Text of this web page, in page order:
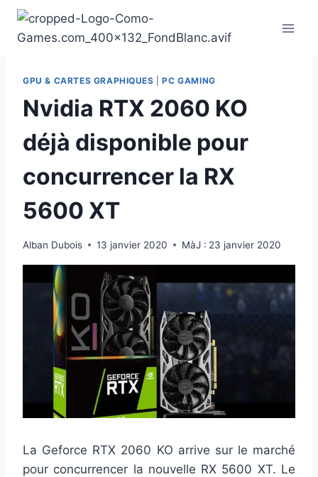
Aller
contenu
GPU & CARTES GRAPHIQUES |PC GAMING
Nvidia RTX 2060 KO
déjà disponible pour
concurrencer la RX
5600 XT
Alban Dubois 13 janvier 2020 MàJ : 23 janvier 2020
La Geforce RTX 2060 KO arrive sur le marché
pour concurrencer la nouvelle RX 5600 XT. Le